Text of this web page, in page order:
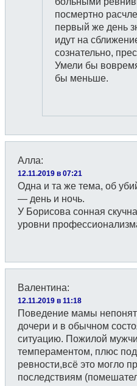
посмертно
первый же день
идут на
сознательно,
Умели бы
бы меньше.
Алла:
12.11.2019 в 07:21
Одна и та же тема, об
— день и ночь.
У Борисова сонная
уровни
Валентина:
12.11.2019 в 11:18
Поведение мамы
дочери и в обычном
ситуацию. Пожилой
темпераментом, плюс
ревности,всё это могло
последствиям